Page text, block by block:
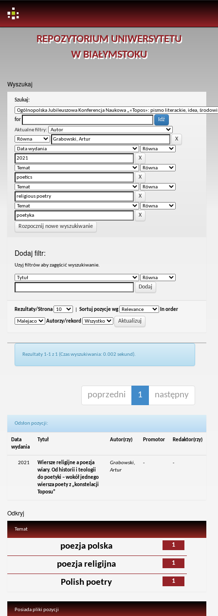
REPOZYTORIUM UNIWERSYTETU
W BIAŁYMSTOKU
Wyszukaj
Szukaj:
for
Aktualne filtry:
Rozpocznij nowe wyszukiwanie
Dodaj filtr:
Uzyj filtrów aby zagęścić wyszukiwanie.
Rezultaty/Strona Sortuj pozycje wg In order
Autorzy/rekord
Rezultaty 1-1 z 1 (Czas wyszukiwania: 0.002 sekund).
poprzedni 1 następny
Odsłon pozycji:
Data
wydania
Tytuł Autor(rzy) Promotor Redaktor(rzy)
2021
Wiersze religijne a poezja
wiary. Od historii i teologii
do poetyki – wokół jednego
wiersza poety z „konstelacji
Toposu”
Grabowski,
Artur
- -
Odkryj
Temat
1
poezja polska
1
poezja religijna
1
Polish poetry
Posiada pliki pozycji